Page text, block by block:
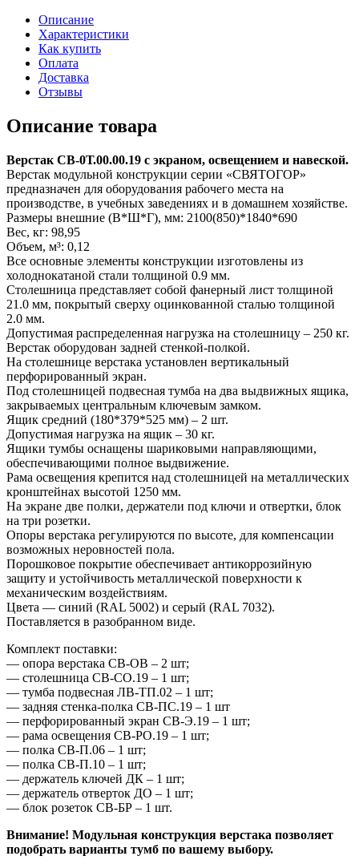
Описание
Характеристики
Как купить
Оплата
Доставка
Отзывы
Описание товара
Верстак СВ-0Т.00.00.19 с экраном, освещением и навеской.
Верстак модульной конструкции серии «СВЯТОГОР»
предназначен для оборудования рабочего места на
производстве, в учебных заведениях и в домашнем хозяйстве.
Размеры внешние (В*Ш*Г), мм: 2100(850)*1840*690
Вес, кг: 98,95
Объем, м³: 0,12
Все основные элементы конструкции изготовлены из
холоднокатаной стали толщиной 0.9 мм.
Столешница представляет собой фанерный лист толщиной
21.0 мм, покрытый сверху оцинкованной сталью толщиной
2.0 мм.
Допустимая распределенная нагрузка на столешницу – 250 кг.
Верстак оборудован задней стенкой-полкой.
На столешнице верстака установлен вертикальный
перфорированный экран.
Под столешницей подвесная тумба на два выдвижных ящика,
закрываемых центральным ключевым замком.
Ящик средний (180*379*525 мм) – 2 шт.
Допустимая нагрузка на ящик – 30 кг.
Ящики тумбы оснащены шариковыми направляющими,
обеспечивающими полное выдвижение.
Рама освещения крепится над столешницей на металлических
кронштейнах высотой 1250 мм.
На экране две полки, держатели под ключи и отвертки, блок
на три розетки.
Опоры верстака регулируются по высоте, для компенсации
возможных неровностей пола.
Порошковое покрытие обеспечивает антикоррозийную
защиту и устойчивость металлической поверхности к
механическим воздействиям.
Цвета — синий (RAL 5002) и серый (RAL 7032).
Поставляется в разобранном виде.
Комплект поставки:
— опора верстака СВ-ОВ – 2 шт;
— столешница СВ-СО.19 – 1 шт;
— тумба подвесная ЛВ-ТП.02 – 1 шт;
— задняя стенка-полка СВ-ПС.19 – 1 шт
— перфорированный экран СВ-Э.19 – 1 шт;
— рама освещения СВ-РО.19 – 1 шт;
— полка СВ-П.06 – 1 шт;
— полка СВ-П.10 – 1 шт;
— держатель ключей ДК – 1 шт;
— держатель отверток ДО – 1 шт;
— блок розеток СВ-БР – 1 шт.
Внимание! Модульная конструкция верстака позволяет
подобрать варианты тумб по вашему выбору.